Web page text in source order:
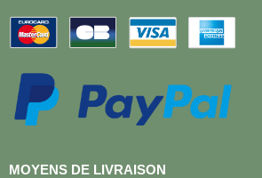
MOYENS DE LIVRAISON